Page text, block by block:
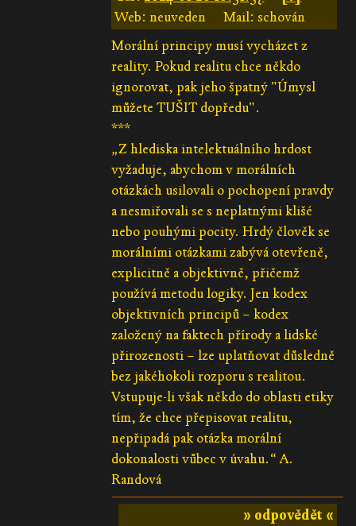
Web: neuveden
Mail: schován
Morální principy musí vycházet z
reality. Pokud realitu chce někdo
ignorovat, pak jeho špatný "Úmysl
můžete TUŠIT dopředu".
***
„Z hlediska intelektuálního hrdost
vyžaduje, abychom v morálních
otázkách usilovali o pochopení pravdy
a nesmiřovali se s neplatnými klišé
nebo pouhými pocity. Hrdý člověk se
morálními otázkami zabývá otevřeně,
explicitně a objektivně, přičemž
používá metodu logiky. Jen kodex
objektivních principů – kodex
založený na faktech přírody a lidské
přirozenosti – lze uplatňovat důsledně
bez jakéhokoli rozporu s realitou.
Vstupuje-li však někdo do oblasti etiky
tím, že chce přepisovat realitu,
nepřipadá pak otázka morální
dokonalosti vůbec v úvahu.“ A.
Randová
» odpovědět «